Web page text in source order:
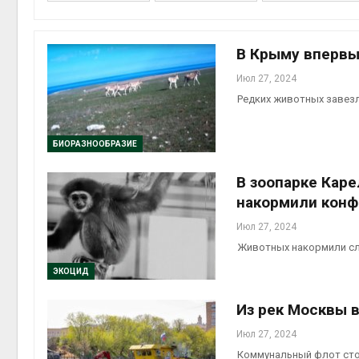
БИОРАЗНООБРАЗИЕ
В Крыму
Июл 27, 2024
Редких животных
ЭКОЦИД
В зоопарке
накормили
Июл 27, 2024
Животных накормили
Из рек Москвы
Июл 27, 2024
Коммунальный флот
Авг 6,